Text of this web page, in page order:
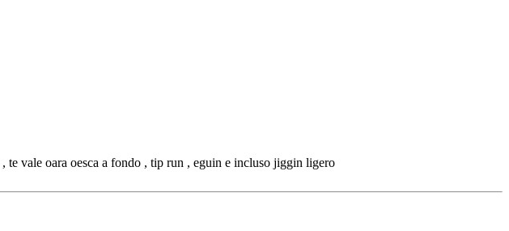
te vale oara oesca a fondo , tip run , eguin e incluso jiggin ligero